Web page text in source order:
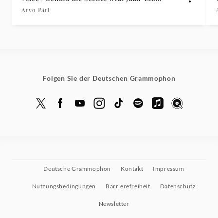
Tulve
Arvo Pärt
Folgen Sie der Deutschen Grammophon
Deutsche Grammophon Kontakt Impressum
Nutzungsbedingungen Barrierefreiheit Datenschutz
Newsletter